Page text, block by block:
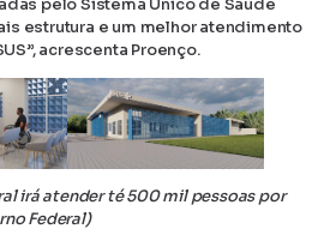
pelo Sistema Único de Saúde
estrutura e um melhor atendimento
acrescenta Proenço.
irá atender té 500 mil pessoas por
Federal)